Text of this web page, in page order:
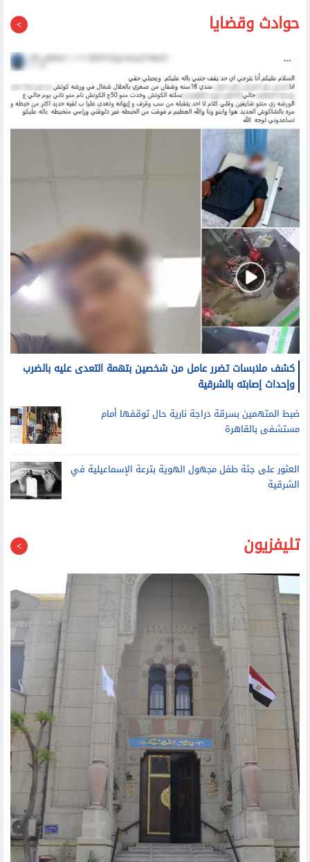
حوادث وقضايا
كشف ملابسات تضرر عامل من شخصين بتهمة التعدى عليه بالضرب
ضبط المتهمين بسرقة دراجة نارية حال توقفها أمام
العثور على جثة طفل مجهول الهوية بترعة الإسماعيلية في
الشرقية
تليفزيون